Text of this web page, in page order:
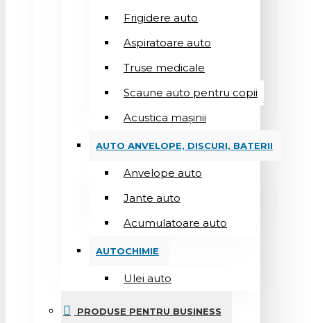
Frigidere auto
Aspiratoare auto
Truse medicale
Scaune auto pentru copii
Acustica mașinii
AUTO ANVELOPE, DISCURI, BATERII
Anvelope auto
Jante auto
Acumulatoare auto
AUTOCHIMIE
Ulei auto
PRODUSE PENTRU BUSINESS